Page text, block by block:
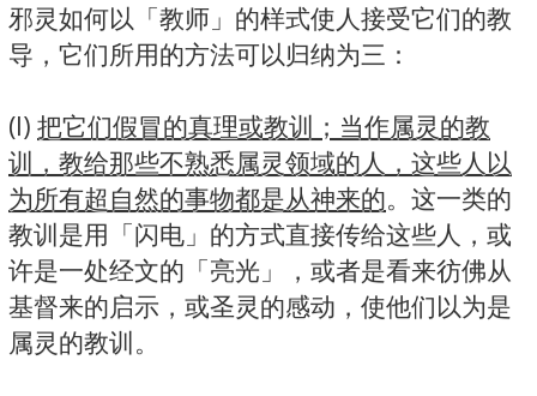
邪灵如何以「教师」的样式使人接受它们的教
导，它们所用的方法可以归纳为三：
(l) 把它们假冒的真理或教训；当作属灵的教
训，教给那些不熟悉属灵领域的人，这些人以
为所有超自然的事物都是从神来的。这一类的
教训是用「闪电」的方式直接传给这些人，或
许是一处经文的「亮光」，或者是看来彷佛从
基督来的启示，或圣灵的感动，使他们以为是
属灵的教训。